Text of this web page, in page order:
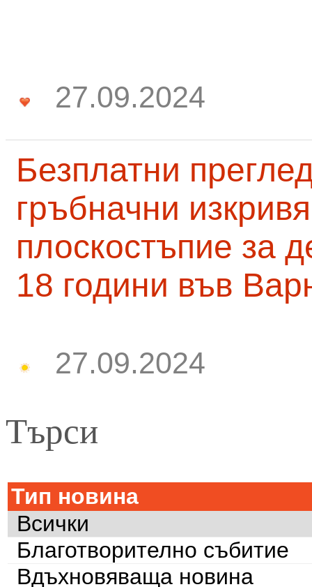
27.09.2024
Безплатни
гръбначни
плоскостъпие за
18 години във
27.09.2024
Търси
Тип новина
Всички
Благотворително събитие
Вдъхновяваща новина